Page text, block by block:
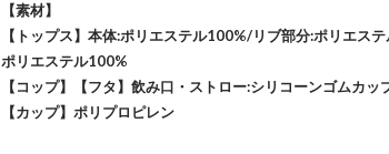
【素材】
【トップス】本体:ポリエステル100%/リブ部分:ポリエス
ポリエステル100%
【コップ】【フタ】飲み口・ストロー:シリコーンゴムカッ
【カップ】ポリプロピレン